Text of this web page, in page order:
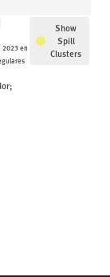
Show
Spill
Clusters
2023 en